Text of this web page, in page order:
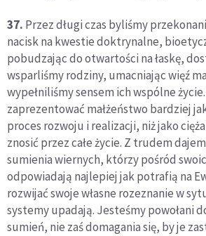
37. Przez długi czas byliśmy
nacisk na kwestie doktrynalne,
pobudzając do otwartości na łaskę,
wsparliśmy rodziny, umacniając więź
wypełniliśmy sensem ich wspólne
zaprezentować małżeństwo bardziej
proces rozwoju i realizacji, niż jako
znosić przez całe życie. Z trudem
sumienia wiernych, którzy pośród
odpowiadają najlepiej jak potrafią na
rozwijać swoje własne rozeznanie w
systemy upadają. Jesteśmy powołani
sumień, nie zaś domagania się, by je